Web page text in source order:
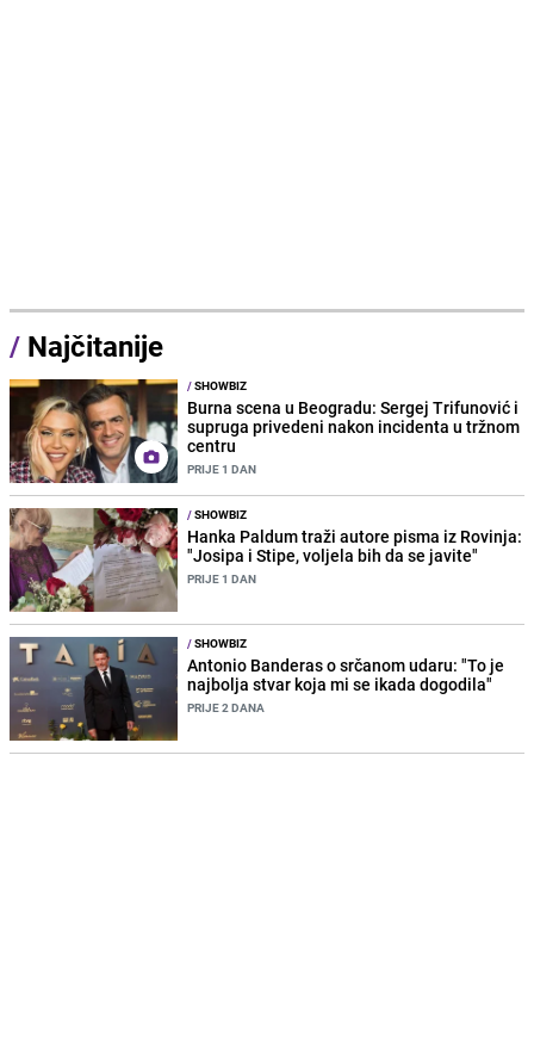
/ Najčitanije
/SHOWBIZ
Burna scena u Beogradu: Sergej Trifunović i
supruga privedeni nakon incidenta u tržnom
centru
PRIJE 1 DAN
/SHOWBIZ
Hanka Paldum traži autore pisma iz Rovinja:
"Josipa i Stipe, voljela bih da se javite"
PRIJE 1 DAN
/SHOWBIZ
Antonio Banderas o srčanom udaru: "To je
najbolja stvar koja mi se ikada dogodila"
PRIJE 2 DANA